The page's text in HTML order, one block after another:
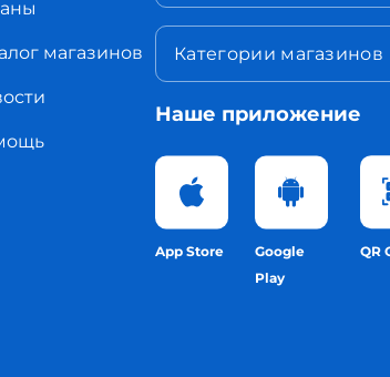
магазинов Категории магазинов
Наше приложение
App Store
Google
Play
QR